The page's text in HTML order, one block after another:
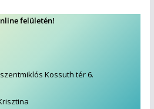
felületén!
Kossuth tér 6.